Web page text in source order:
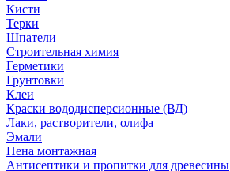
Кисти
Терки
Шпатели
Строительная химия
Герметики
Грунтовки
Клеи
Краски вододисперсионные (ВД)
Лаки, растворители, олифа
Эмали
Пена монтажная
Антисептики и пропитки для древесины